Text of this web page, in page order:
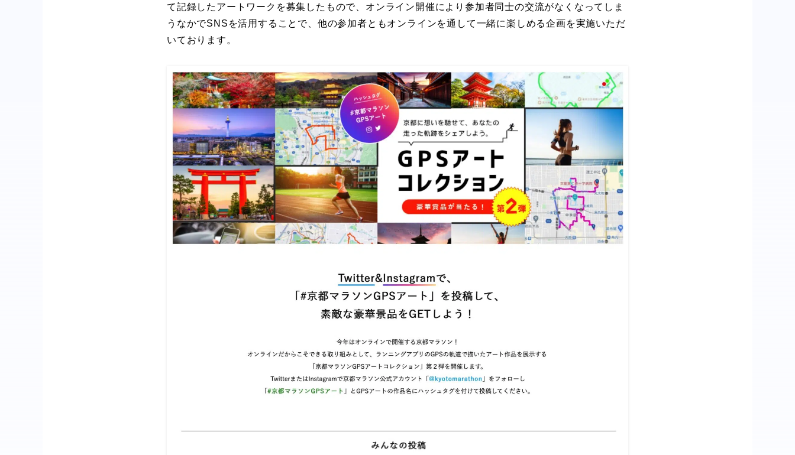
て記録したアートワークを募集したもので、オンライン開催により参加者同士の交流がなくなってしま
うなかでSNSを活用することで、他の参加者ともオンラインを通して一緒に楽しめる企画を実施いただ
いております。